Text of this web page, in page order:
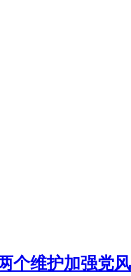
个维护加强党